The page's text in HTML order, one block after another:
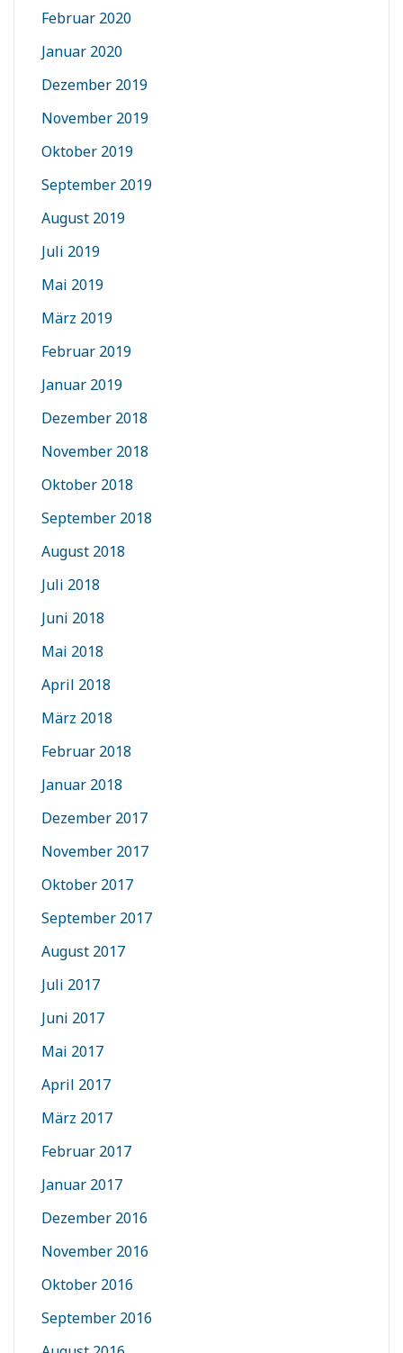
Februar 2020
Januar 2020
Dezember 2019
November 2019
Oktober 2019
September 2019
August 2019
Juli 2019
Mai 2019
März 2019
Februar 2019
Januar 2019
Dezember 2018
November 2018
Oktober 2018
September 2018
August 2018
Juli 2018
Juni 2018
Mai 2018
April 2018
März 2018
Februar 2018
Januar 2018
Dezember 2017
November 2017
Oktober 2017
September 2017
August 2017
Juli 2017
Juni 2017
Mai 2017
April 2017
März 2017
Februar 2017
Januar 2017
Dezember 2016
November 2016
Oktober 2016
September 2016